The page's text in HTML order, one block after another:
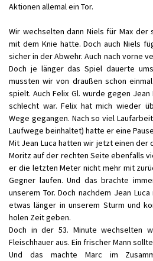
Aktionen allemal ein Tor.
Wir wechselten dann Niels für Max
mit dem Knie hatte. Doch auch Niels
sicher in der Abwehr. Auch nach vorne
Doch je länger das Spiel dauerte
mussten wir von draußen schon
spielt. Auch Felix Gl. wurde gegen
schlecht war. Felix hat mich wieder
Wege gegangen. Nach so viel
Laufwege beinhaltet) hatte er eine
Mit Jean Luca hatten wir jetzt einen der
Moritz auf der rechten Seite ebenfalls
er die letzten Meter nicht mehr mit
Gegner laufen. Und das brachte
unserem Tor. Doch nachdem Jean
etwas länger in unserem Sturm und
holen Zeit geben.
Doch in der 53. Minute wechselten
Fleischhauer aus. Ein frischer Mann
Und das machte Marc im